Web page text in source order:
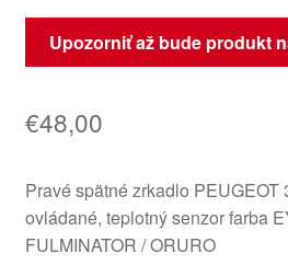
Upozorniť až bude produkt
€48,00
Pravé spätné zrkadlo PEUGEOT
ovládané, teplotný senzor farba
FULMINATOR / ORURO